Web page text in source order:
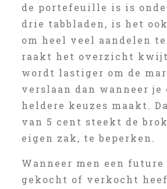
de portefeuille is is
drie tabbladen, is het
om heel veel aandelen te
raakt het overzicht
wordt lastiger om de
verslaan dan wanneer je
heldere keuzes maakt.
van 5 cent steekt de
eigen zak, te beperken.
Wanneer men een
gekocht of verkocht